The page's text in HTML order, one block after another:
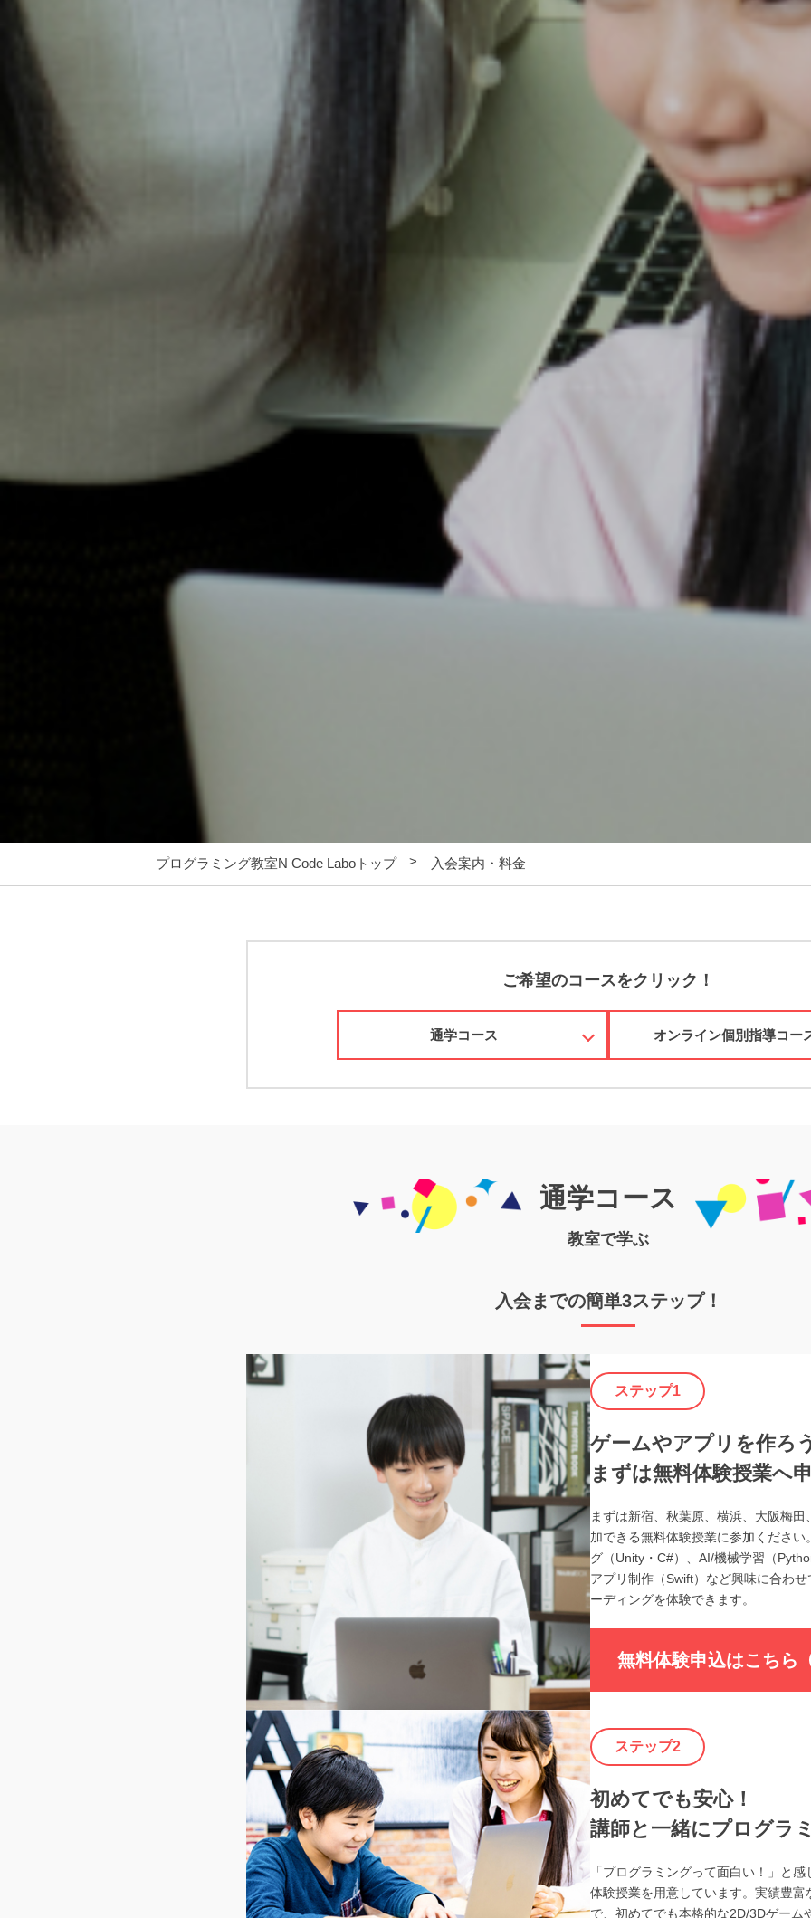
プログラミング教室N Code Laboトップ 入会案内・料金
ご希望のコースをクリック！
通学コース オンライン個別指導コー
通学コース
教室で学ぶ
入会までの簡単3ステップ！
ステップ1
ゲームやアプリを作ろ
まずは無料体験授業へ
まずは新宿、秋葉原、横浜、大阪梅
加できる無料体験授業に参加くださ
グ（Unity・C#）、AI/機械学習（
アプリ制作（Swift）など興味に合わ
ーディングを体験できます。
無料体験申込はこちら
ステップ2
初めてでも安心！
講師と一緒にプログラ
「プログラミングって面白い！」と
体験授業を用意しています。実績豊富
で、初めてでも本格的な2D/3Dゲーム